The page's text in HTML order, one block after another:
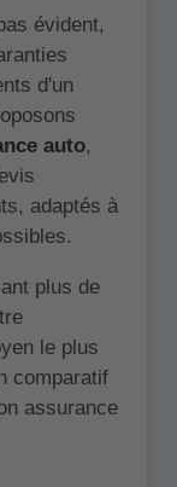
évident,
d'un
auto,
adaptés à
plus de
le plus
comparatif
assurance